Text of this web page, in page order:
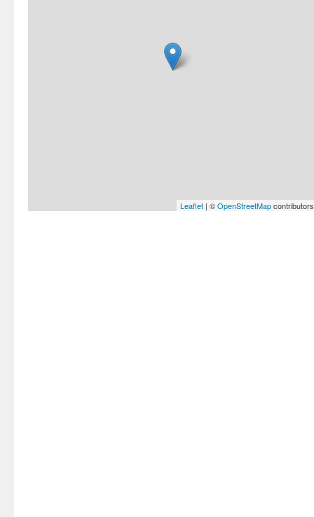
Leaflet | ©OpenStreetMapcontributors